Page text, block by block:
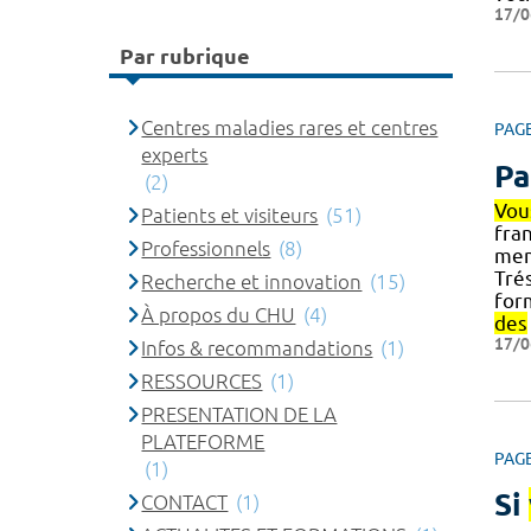
17/
des
17/
Si
Par rubrique
Centres maladies rares et centres
experts
(2)
Patients et visiteurs (51)
Professionnels (8)
Recherche et innovation (15)
À propos du CHU (4)
Infos & recommandations (1)
RESSOURCES (1)
PRESENTATION DE LA
PLATEFORME
(1)
CONTACT (1)